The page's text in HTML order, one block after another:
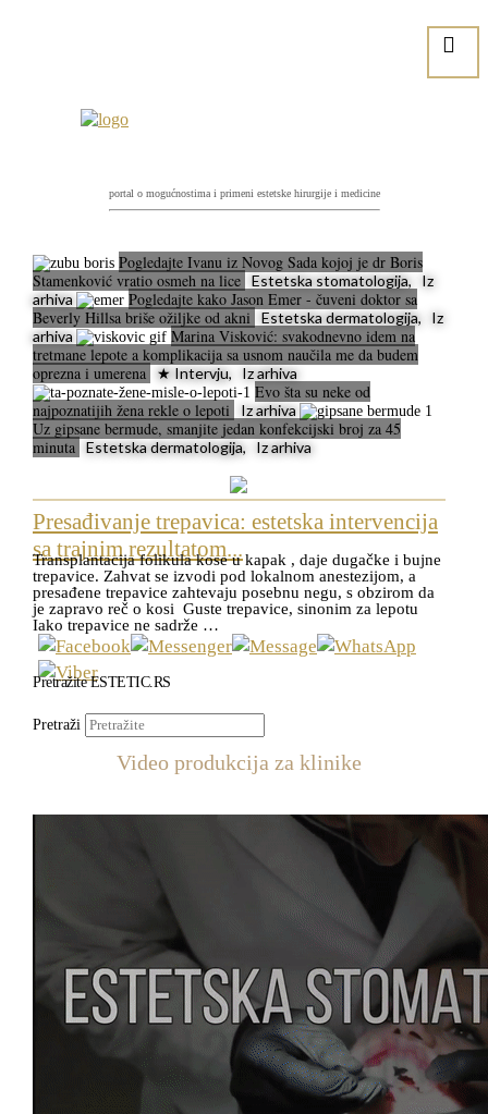
portal o mogućnostima i primeni estetske hirurgije i medicine
Pogledajte Ivanu iz Novog Sada kojoj je dr Boris
Stamenković vratio osmeh na lice Estetska stomatologija, Iz
arhiva
Pogledajte kako Jason Emer - čuveni doktor sa
Beverly Hillsa briše ožiljke od akni
Estetska dermatologija, Iz
arhiva
Marina Visković: svakodnevno idem na
tretmane lepote a komplikacija sa usnom naučila me da budem
oprezna i umerena
★ Intervju, Iz arhiva
Evo šta su neke od
najpoznatijih žena rekle o lepoti
Iz arhiva
Uz gipsane bermude, smanjite jedan konfekcijski broj za 45
minuta Estetska dermatologija, Iz arhiva
Presađivanje trepavica: estetska intervencija
sa trajnim rezultatom...
Transplantacija folikula kose u kapak , daje dugačke i bujne
trepavice. Zahvat se izvodi pod lokalnom anestezijom, a
presađene trepavice zahtevaju posebnu negu, s obzirom da
je zapravo reč o kosi Guste trepavice, sinonim za lepotu
Iako trepavice ne sadrže …
Pretražite ESTETIC.RS
Pretraži
Video produkcija za klinike